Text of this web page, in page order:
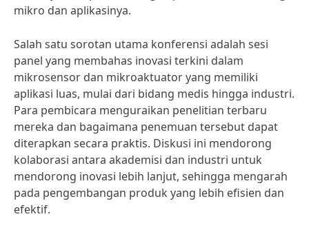
mikro dan aplikasinya.
Salah satu sorotan utama konferensi adalah sesi
panel yang membahas inovasi terkini dalam
mikrosensor dan mikroaktuator yang memiliki
aplikasi luas, mulai dari bidang medis hingga industri.
Para pembicara menguraikan penelitian terbaru
mereka dan bagaimana penemuan tersebut dapat
diterapkan secara praktis. Diskusi ini mendorong
kolaborasi antara akademisi dan industri untuk
mendorong inovasi lebih lanjut, sehingga mengarah
pada pengembangan produk yang lebih efisien dan
efektif.